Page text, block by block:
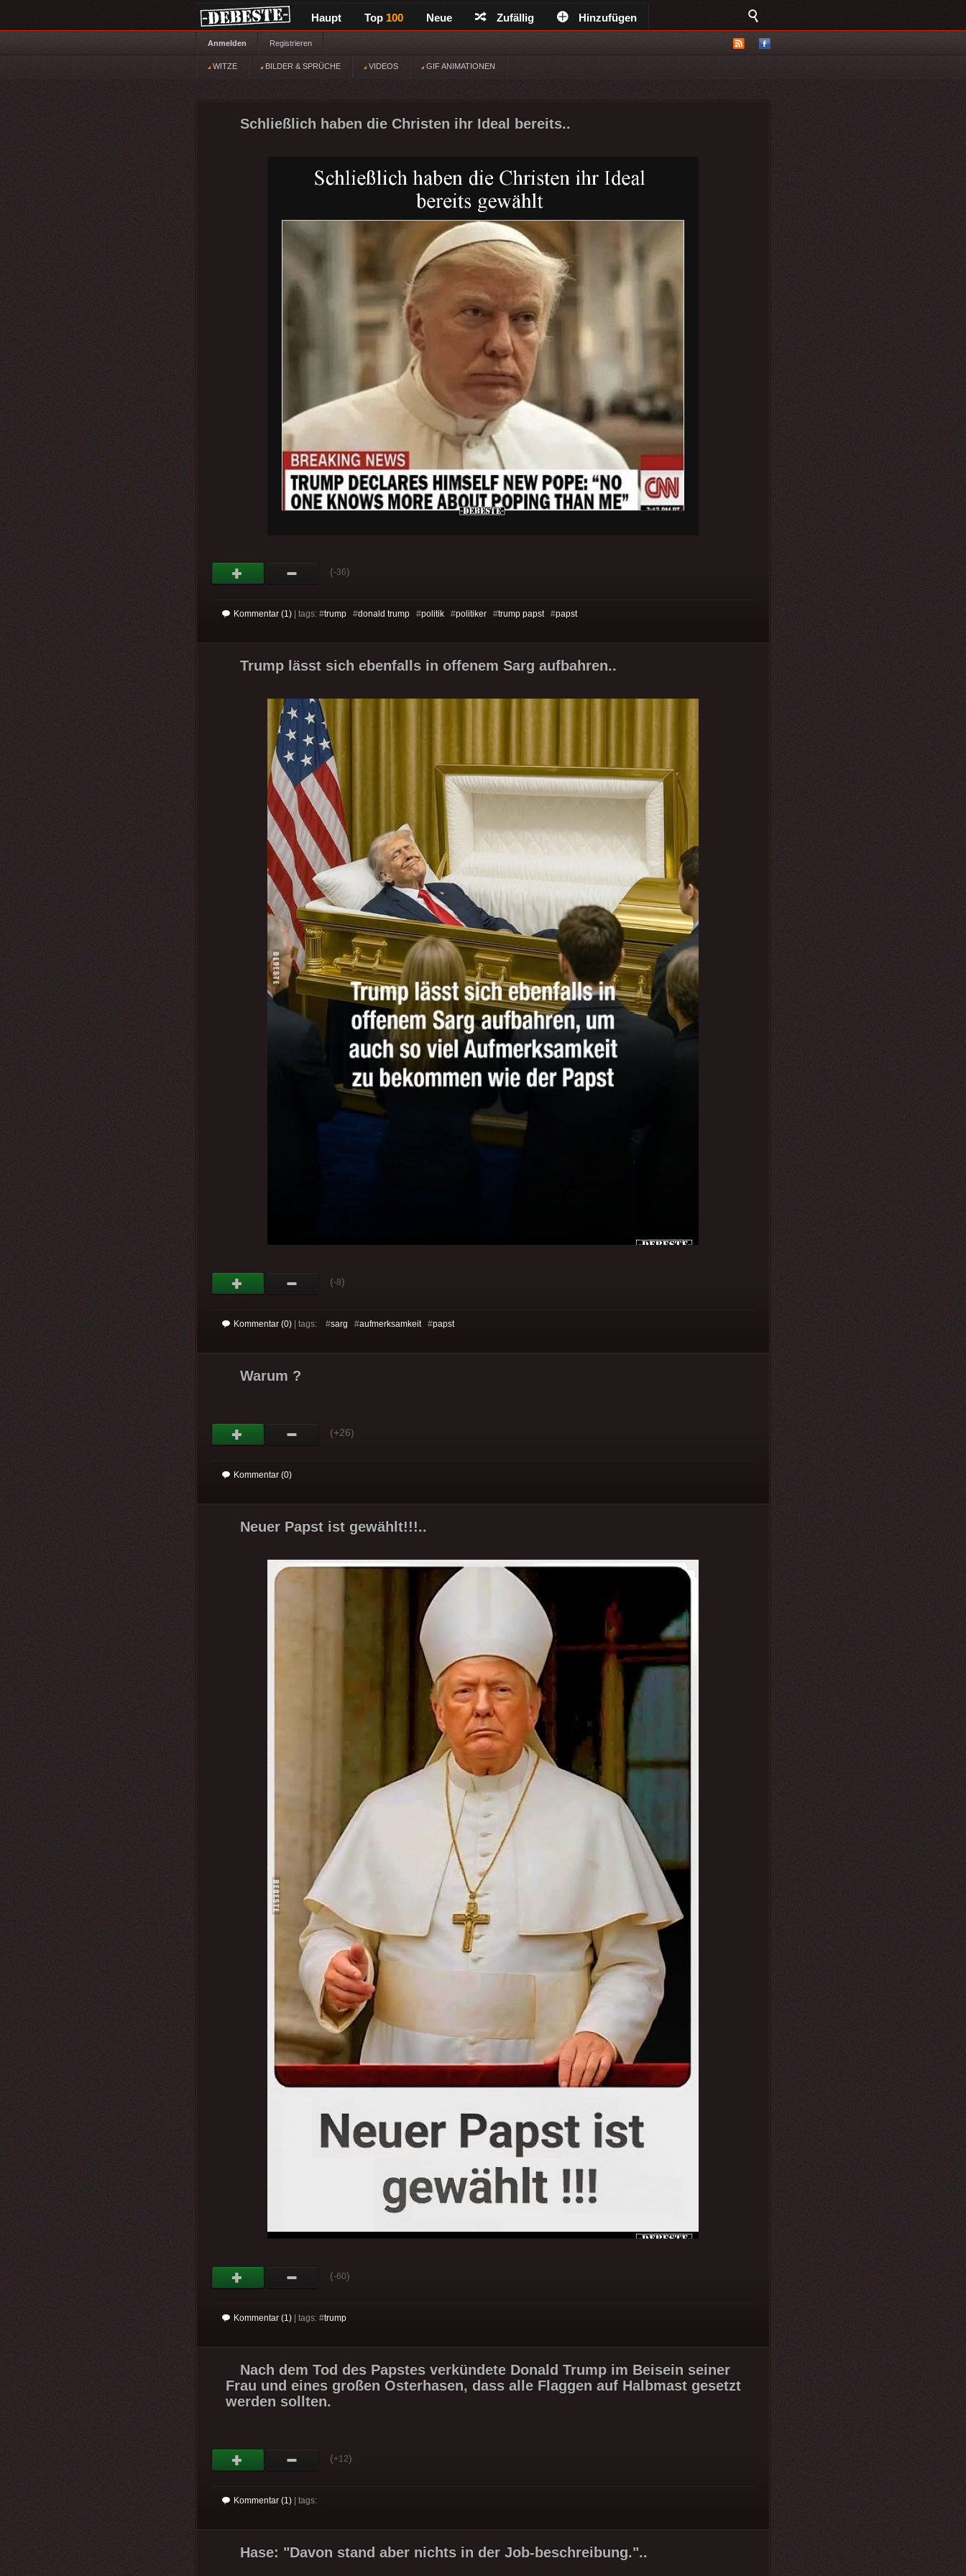
Haupt Top 100 Neue Zufällig Hinzufügen
Anmelden Registrieren
WITZE BILDER & SPRÜCHE VIDEOS GIF ANIMATIONEN
Schließlich haben die Christen ihr Ideal bereits..
(-36)
Kommentar (1) | tags: #trump #donald trump #politik #politiker #trump papst#papst
Trump lässt sich ebenfalls in offenem Sarg aufbahren..
(-8)
Kommentar (0) | tags: #sarg #aufmerksamkeit#papst
Warum ?
(+26)
Kommentar (0)
Neuer Papst ist gewählt!!!..
(-60)
Kommentar (1) | tags: #trump
Nach dem Tod des Papstes verkündete Donald Trump im Beisein seiner
Frau und eines großen Osterhasen, dass alle Flaggen auf Halbmast gesetzt
werden sollten.
(+12)
Kommentar (1) | tags:
Hase: "Davon stand aber nichts in der Job-beschreibung."..